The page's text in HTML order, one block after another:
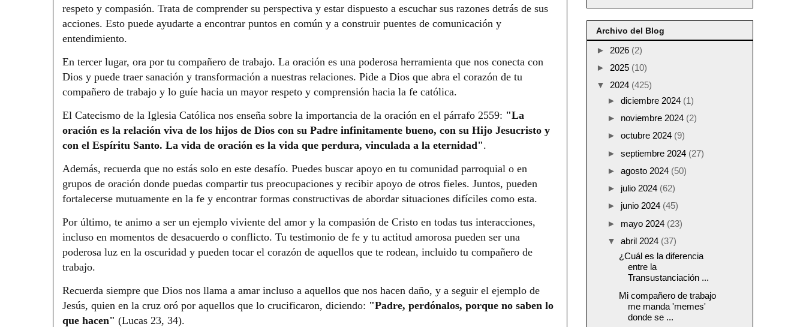
respeto y compasión. Trata de comprender su perspectiva y estar dispuesto a escuchar sus razones detrás de sus
acciones. Esto puede ayudarte a encontrar puntos en común y a construir puentes de comunicación y
entendimiento.
En tercer lugar, ora por tu compañero de trabajo. La oración es una poderosa herramienta que nos conecta con
Dios y puede traer sanación y transformación a nuestras relaciones. Pide a Dios que abra el corazón de tu
compañero de trabajo y lo guíe hacia un mayor respeto y comprensión hacia la fe católica.
El Catecismo de la Iglesia Católica nos enseña sobre la importancia de la oración en el párrafo 2559: "La
oración es la relación viva de los hijos de Dios con su Padre infinitamente bueno, con su Hijo Jesucristo y
con el Espíritu Santo. La vida de oración es la vida que perdura, vinculada a la eternidad".
Además, recuerda que no estás solo en este desafío. Puedes buscar apoyo en tu comunidad parroquial o en
grupos de oración donde puedas compartir tus preocupaciones y recibir apoyo de otros fieles. Juntos, pueden
fortalecerse mutuamente en la fe y encontrar formas constructivas de abordar situaciones difíciles como esta.
Por último, te animo a ser un ejemplo viviente del amor y la compasión de Cristo en todas tus interacciones,
incluso en momentos de desacuerdo o conflicto. Tu testimonio de fe y tu actitud amorosa pueden ser una
poderosa luz en la oscuridad y pueden tocar el corazón de aquellos que te rodean, incluido tu compañero de
trabajo.
Recuerda siempre que Dios nos llama a amar incluso a aquellos que nos hacen daño, y a seguir el ejemplo de
Jesús, quien en la cruz oró por aquellos que lo crucificaron, diciendo: "Padre, perdónalos, porque no saben lo
que hacen" (Lucas 23, 34).
Archivo del Blog
► 2026 (2)
► 2025 (10)
▼ 2024 (425)
► diciembre 2024 (1)
► noviembre 2024 (2)
► octubre 2024 (9)
► septiembre 2024 (27)
► agosto 2024 (50)
► julio 2024 (62)
► junio 2024 (45)
► mayo 2024 (23)
▼ abril 2024 (37)
¿Cuál es la diferencia
entre la
Transustanciación ...
Mi compañero de trabajo
me manda 'memes'
donde se ...